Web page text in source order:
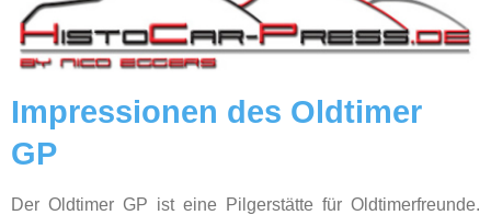
Impressionen des Oldtimer
GP
Der Oldtimer GP ist eine Pilgerstätte für Oldtimerfreunde.